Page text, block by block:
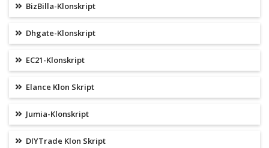
BizBilla-Klonskript
Dhgate-Klonskript
EC21-Klonskript
Elance Klon Skript
Jumia-Klonskript
DIYTrade Klon Skript